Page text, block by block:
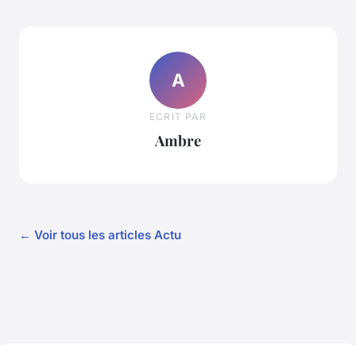
A
ECRIT PAR
Ambre
← Voir tous les articles Actu